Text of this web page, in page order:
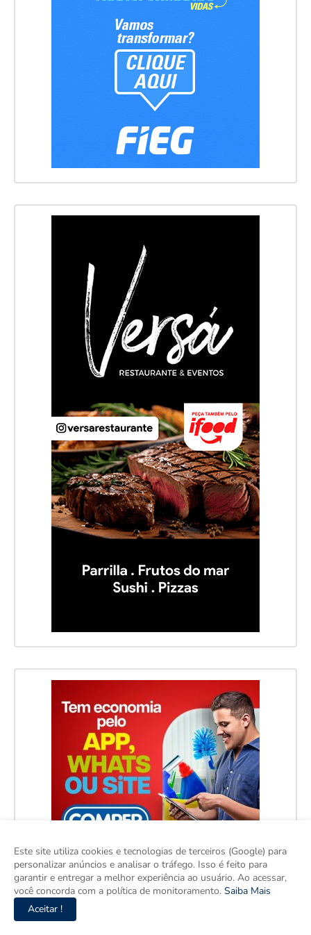
Este site utiliza cookies e tecnologias de terceiros (Google) para
personalizar anúncios e analisar o tráfego. Isso é feito para
garantir e entregar a melhor experiência ao usuário. Ao acessar,
você concorda com a política de monitoramento. Saiba Mais
Aceitar !